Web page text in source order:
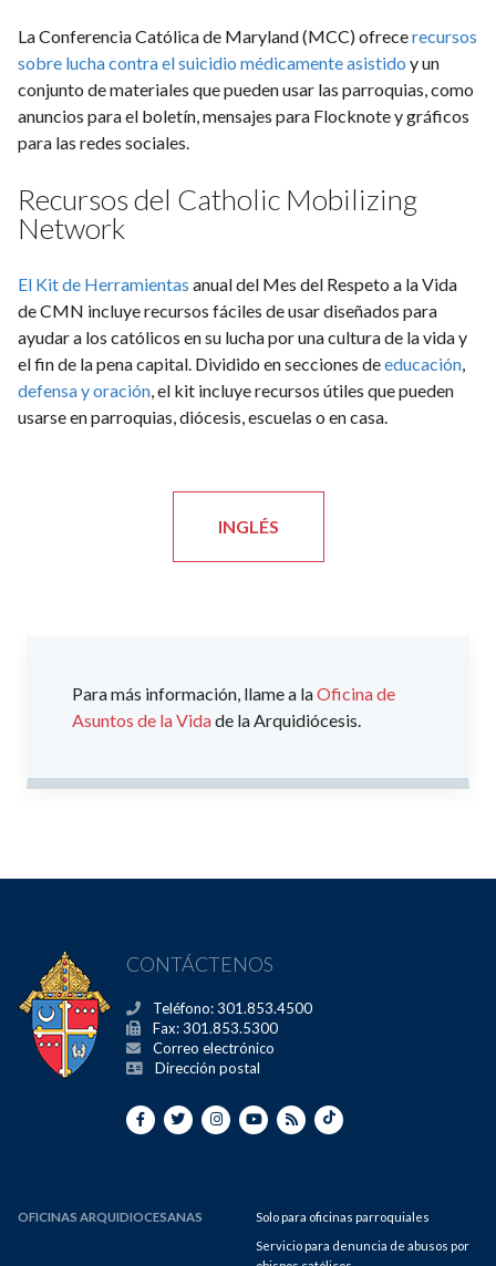
La Conferencia Católica de Maryland (MCC) ofrecerecursos
sobre lucha contra el suicidio médicamente asistido y un
conjunto de materiales que pueden usar las parroquias, como
anuncios para el boletín, mensajes para Flocknote y gráficos
para las redes sociales.
Recursos del Catholic Mobilizing
Network
El Kit de Herramientas anual del Mes del Respeto a la Vida
de CMN incluye recursos fáciles de usar diseñados para
ayudar a los católicos en su lucha por una cultura de la vida y
el fin de la pena capital. Dividido en secciones deeducación,
defensa y oración, el kit incluye recursos útiles que pueden
usarse en parroquias, diócesis, escuelas o en casa.
INGLÉS
Para más información, llame a laOficina de
Asuntos de la Vidade la Arquidiócesis.
CONTÁCTENOS
Teléfono: 301.853.4500
Fax: 301.853.5300
Correo electrónico
Dirección postal
OFICINAS ARQUIDIOCESANAS Solo para oficinas parroquiales
Servicio para denuncia de abusos por